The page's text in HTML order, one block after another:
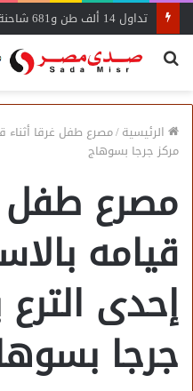
بحث
الرئيسية/مصرع طفل غرقا أثناء
مركز جرجا بسوهاج
مصرع طفل
قيامه
إحدى الترع
جرجا